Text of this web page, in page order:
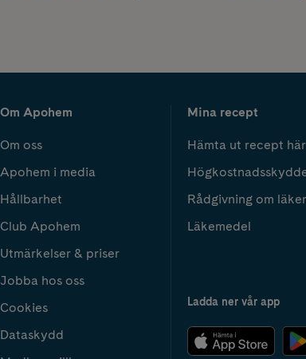
Om Apohem
Om oss
Apohem i media
Hållbarhet
Club Apohem
Utmärkelser & priser
Jobba hos oss
Cookies
Dataskydd
Mina recept
Hämta ut recept här
Rådgivning om
Läkemedel
Ladda ner vår app